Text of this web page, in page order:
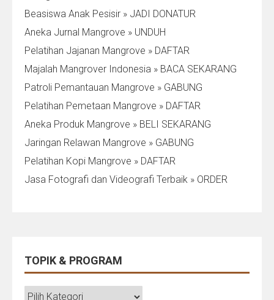
Beasiswa Anak Pesisir » JADI DONATUR
Aneka Jurnal Mangrove » UNDUH
Pelatihan Jajanan Mangrove » DAFTAR
Majalah Mangrover Indonesia » BACA SEKARANG
Patroli Pemantauan Mangrove » GABUNG
Pelatihan Pemetaan Mangrove » DAFTAR
Aneka Produk Mangrove » BELI SEKARANG
Jaringan Relawan Mangrove » GABUNG
Pelatihan Kopi Mangrove » DAFTAR
Jasa Fotografi dan Videografi Terbaik » ORDER
TOPIK & PROGRAM
TOPIK